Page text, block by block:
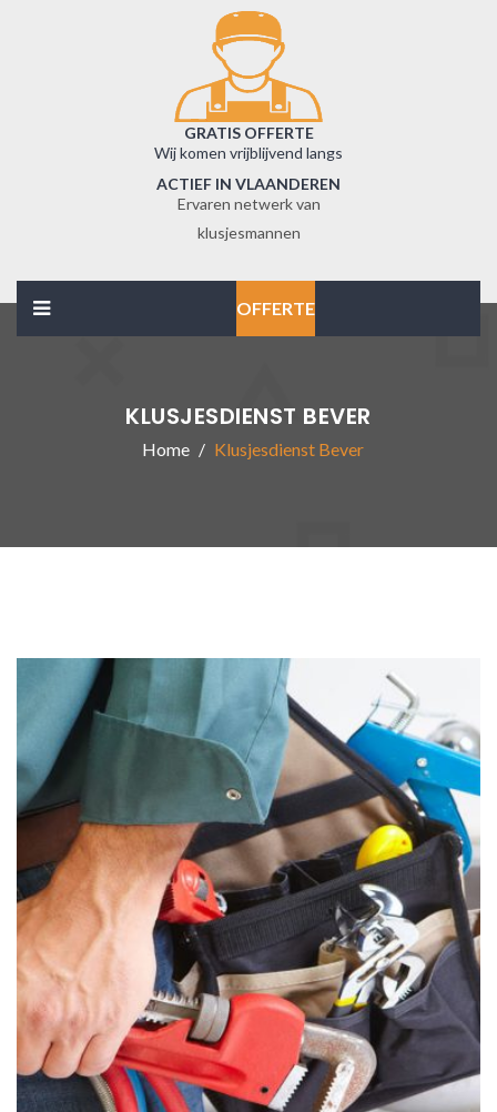
GRATIS OFFERTE
Wij komen vrijblijvend langs
ACTIEF IN VLAANDEREN
Ervaren netwerk van
klusjesmannen
OFFERTE
KLUSJESDIENST BEVER
Home Klusjesdienst Bever